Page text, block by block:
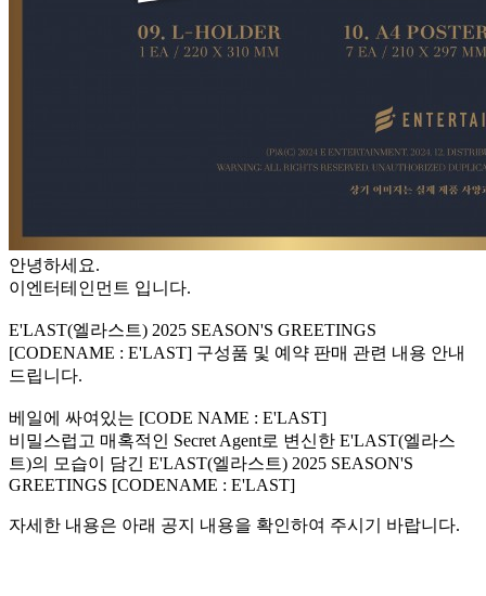
안녕하세요.
이엔터테인먼트 입니다.
E'LAST(엘라스트) 2025 SEASON'S GREETINGS
[CODENAME : E'LAST] 구성품 및 예약 판매 관련 내용 안내
드립니다.
베일에 싸여있는 [CODE NAME : E'LAST]
비밀스럽고 매혹적인 Secret Agent로 변신한 E'LAST(엘라스
트)의 모습이 담긴 E'LAST(엘라스트) 2025 SEASON'S
GREETINGS [CODENAME : E'LAST]
자세한 내용은 아래 공지 내용을 확인하여 주시기 바랍니다.